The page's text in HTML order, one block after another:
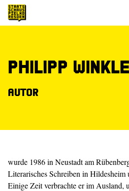
Philipp
Autor
wurde 1986 in Neustadt am
Literarisches Schreiben in
Einige Zeit verbrachte er im Ausland,